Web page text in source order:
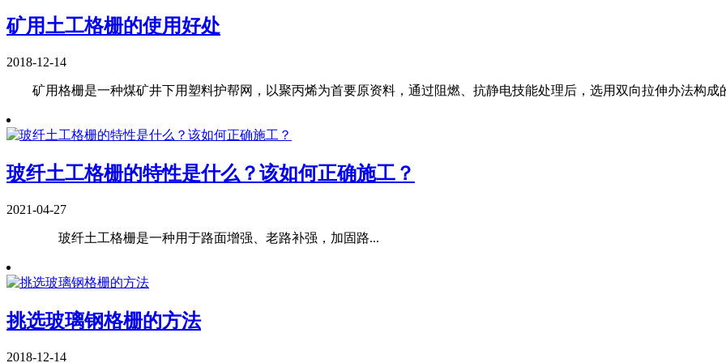
矿用土工格栅的使用好处
2018-12-14
矿用格栅是一种煤矿井下用塑料护帮网，以聚丙烯为首要原资料，通过阻燃、抗静电技能处理后，选用双向拉伸办法构成
玻纤土工格栅的特性是什么？该如何正确施工？
2021-04-27
玻纤土工格栅是一种用于路面增强、老路补强，加固路...
挑选玻璃钢格栅的方法
2018-12-14